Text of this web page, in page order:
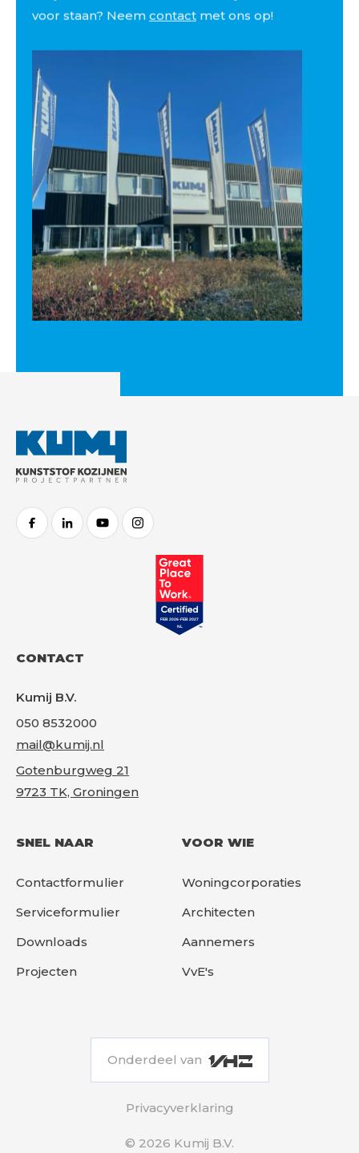
voor staan? Neem contact met ons op!
FACEBOOK
LINKEDINYOUTUBEINSTAGRAM
CONTACT
Kumij B.V.
050 8532000
mail@kumij.nl
Gotenburgweg 21
9723 TK, Groningen
SNEL NAAR
Contactformulier
Serviceformulier
Downloads
Projecten
VOOR WIE
Woningcorporaties
Architecten
Aannemers
VvE's
Onderdeel van
© 2026 Kumij B.V.
Privacyverklaring